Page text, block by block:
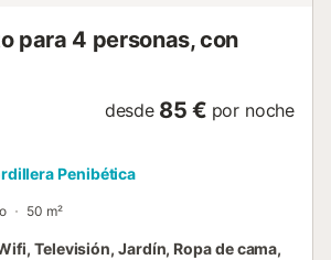
para 4 personas, con
desde 85 € por noche
Penibética
50 m²
Televisión, Jardín, Ropa de cama,